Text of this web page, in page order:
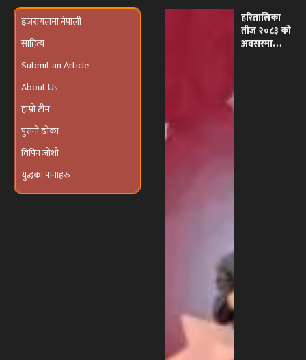
इजरायलमा नेपाली
साहित्य
Submit an Article
पुरानो ढोका
विपिन जोशी
तीज २०८३ को
अवसरमा
इजरायलमा